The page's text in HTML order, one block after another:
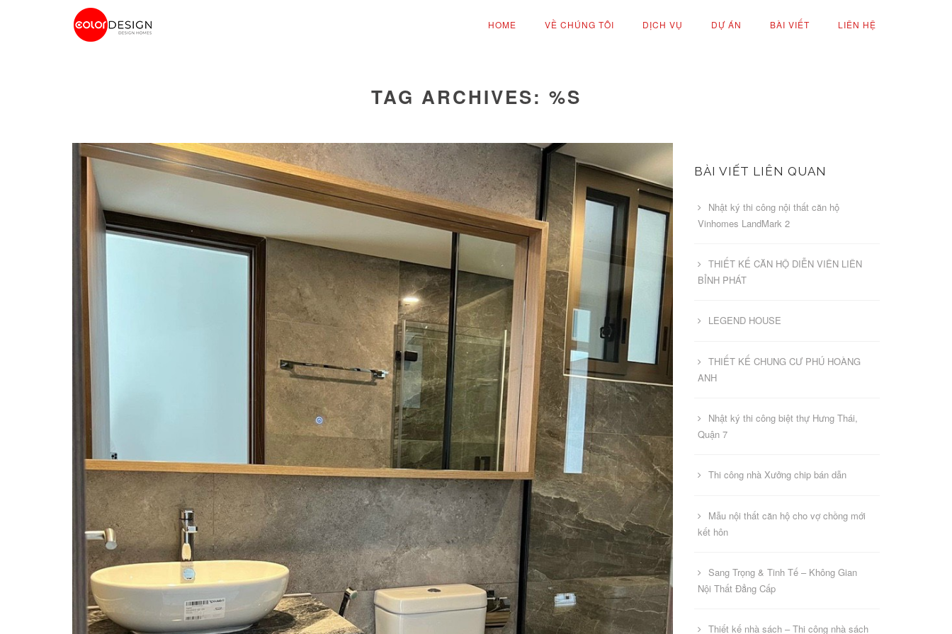
HOME VỀ CHÚNG TÔI DỊCH VỤ DỰ ÁN BÀI VIẾT LIÊN HỆ
TAG ARCHIVES: %S
BÀI VIẾT LIÊN QUAN
Nhật ký thi công nội thất căn hộ
Vinhomes LandMark 2
THIẾT KẾ CĂN HỘ DIỄN VIÊN LIÊN
BỈNH PHÁT
LEGEND HOUSE
THIẾT KẾ CHUNG CƯ PHÚ HOÀNG
ANH
Nhật ký thi công biệt thự Hưng Thái,
Quận 7
Thi công nhà Xưởng chip bán dẫn
Mẫu nội thất căn hộ cho vợ chồng mới
kết hôn
Sang Trọng & Tinh Tế – Không Gian
Nội Thất Đẳng Cấp
Thiết kế nhà sách – Thi công nhà sách